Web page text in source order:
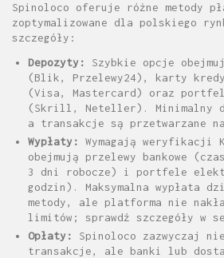
Spinoloco oferuje różne metody
zoptymalizowane dla polskiego
szczegóły:
Depozyty:
Szybkie opcje
(Blik, Przelewy24), karty
(Visa, Mastercard) oraz
(Skrill, Neteller). Minimalny
a transakcje są przetwarzane
Wypłaty:
Wymagają weryfikacji
obejmują przelewy bankowe
3 dni robocze) i portfele
godzin). Maksymalna wypłata
metody, ale platforma nie
limitów; sprawdź szczegóły w
Opłaty:
Spinoloco zazwyczaj
transakcje, ale banki lub